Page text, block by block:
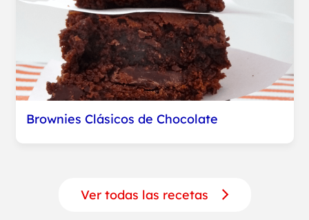
Brownies Clásicos de Chocolate
Ver todas las recetas